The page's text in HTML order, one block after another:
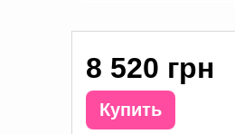
8 520 грн
Купить